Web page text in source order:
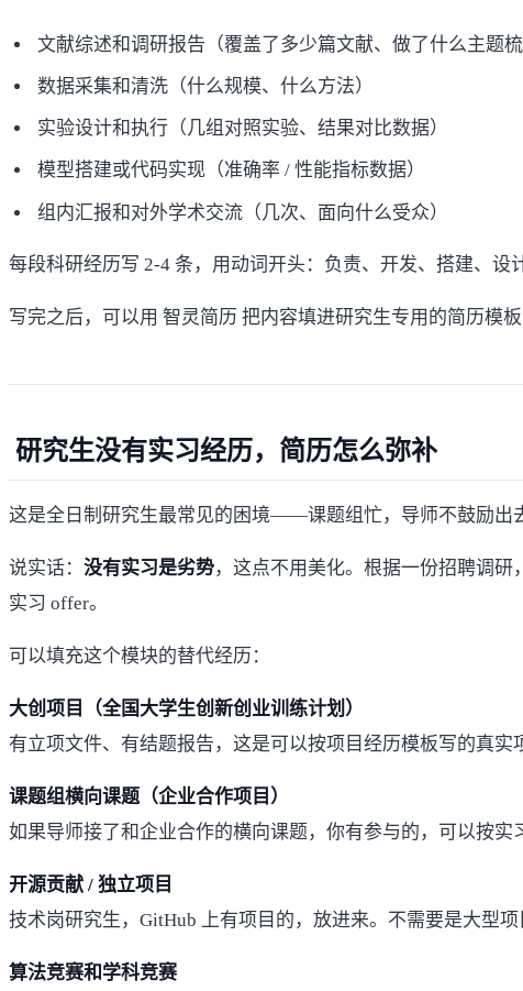
文献综述和调研报告（覆盖了多少篇文献、做了什么主题梳
数据采集和清洗（什么规模、什么方法）
实验设计和执行（几组对照实验、结果对比数据）
模型搭建或代码实现（准确率 / 性能指标数据）
组内汇报和对外学术交流（几次、面向什么受众）
每段科研经历写 2-4 条，用动词开头：负责、开发、搭建、
写完之后，可以用 智灵简历 把内容填进研究生专用的简历模
研究生没有实习经历，简历怎么弥补
这是全日制研究生最常见的困境——课题组忙，导师不鼓励出
说实话： 没有实习是劣势，这点不用美化。根据一份招聘调研，
实习 offer。
可以填充这个模块的替代经历：
大创项目（全国大学生创新创业训练计划）
有立项文件、有结题报告，这是可以按项目经历模板写的真
课题组横向课题（企业合作项目）
如果导师接了和企业合作的横向课题，你有参与的，可以按
开源贡献 / 独立项目
技术岗研究生，GitHub 上有项目的，放进来。不需要是大型
算法竞赛和学科竞赛